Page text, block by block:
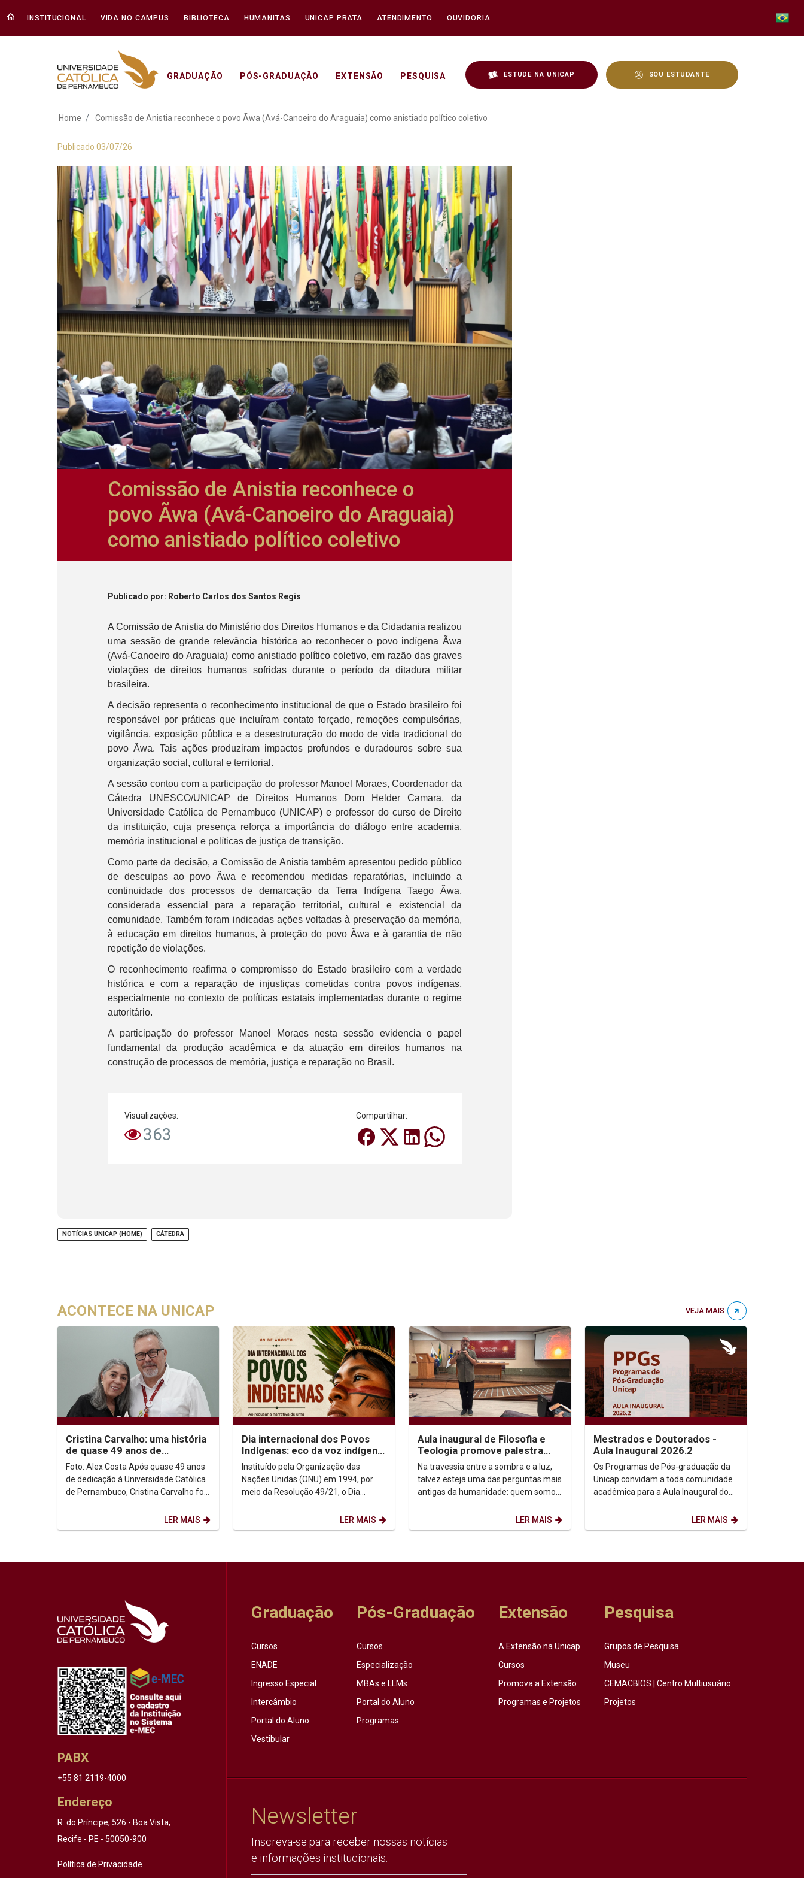
INSTITUCIONAL VIDA NO CAMPUS BIBLIOTECA HUMANITAS UNICAP PRATA ATENDIMENTO OUVIDORIA
GRADUAÇÃO PÓS-GRADUAÇÃO EXTENSÃO PESQUISA ESTUDE NA UNICAP SOU ESTUDANTE
Comissão de Anistia reconhece o povo Ãwa (Avá-Canoeiro do
Home Comissão de Anistia reconhece o povo Ãwa (Avá-Canoeiro do Araguaia) como anistiado político coletivo
Publicado 03/07/26
Comissão de Anistia reconhece o
povo Ãwa (Avá-Canoeiro do Araguaia)
como anistiado político coletivo
Publicado por: Roberto Carlos dos Santos Regis
A Comissão de Anistia do Ministério dos Direitos Humanos e da Cidadania realizou
uma sessão de grande relevância histórica ao reconhecer o povo indígena Ãwa
(Avá-Canoeiro do Araguaia) como anistiado político coletivo, em razão das graves
violações de direitos humanos sofridas durante o período da ditadura militar
brasileira.
A decisão representa o reconhecimento institucional de que o Estado brasileiro foi
responsável por práticas que incluíram contato forçado, remoções compulsórias,
vigilância, exposição pública e a desestruturação do modo de vida tradicional do
povo Ãwa. Tais ações produziram impactos profundos e duradouros sobre sua
organização social, cultural e territorial.
A sessão contou com a participação do professor Manoel Moraes, Coordenador da
Cátedra UNESCO/UNICAP de Direitos Humanos Dom Helder Camara, da
Universidade Católica de Pernambuco (UNICAP) e professor do curso de Direito
da instituição, cuja presença reforça a importância do diálogo entre academia,
memória institucional e políticas de justiça de transição.
Como parte da decisão, a Comissão de Anistia também apresentou pedido público
de desculpas ao povo Ãwa e recomendou medidas reparatórias, incluindo a
continuidade dos processos de demarcação da Terra Indígena Taego Ãwa,
considerada essencial para a reparação territorial, cultural e existencial da
comunidade. Também foram indicadas ações voltadas à preservação da memória,
à educação em direitos humanos, à proteção do povo Ãwa e à garantia de não
repetição de violações.
O reconhecimento reafirma o compromisso do Estado brasileiro com a verdade
histórica e com a reparação de injustiças cometidas contra povos indígenas,
especialmente no contexto de políticas estatais implementadas durante o regime
autoritário.
A participação do professor Manoel Moraes nesta sessão evidencia o papel
fundamental da produção acadêmica e da atuação em direitos humanos na
construção de processos de memória, justiça e reparação no Brasil.
Visualizações:
363
Compartilhar:
NOTÍCIAS UNICAP (HOME) CÁTEDRA
ACONTECE NA UNICAP VEJA MAIS
Cristina Carvalho: uma história
de quase 49 anos de
dedicação à Unicap
Foto: Alex Costa Após quase 49 anos
de dedicação à Universidade Católica
de Pernambuco, Cristina Carvalho foi
LER MAIS
Dia internacional dos Povos
Indígenas: eco da voz indígena
no contexto urbano
Instituído pela Organização das
Nações Unidas (ONU) em 1994, por
meio da Resolução 49/21, o Dia
de agosto) firma-se como...LER MAIS
Aula inaugural de Filosofia e
Teologia promove palestra
sobre autoconhecimento
Na travessia entre a sombra e a luz,
talvez esteja uma das perguntas mais
antigas da humanidade: quem somos,
LER MAIS
Mestrados e Doutorados -
Aula Inaugural 2026.2
Os Programas de Pós-graduação da
Unicap convidam a toda comunidade
acadêmica para a Aula Inaugural do
LER MAIS
PABX
+55 81 2119-4000
Endereço
R. do Príncipe, 526 - Boa Vista,
Recife - PE - 50050-900
Política de Privacidade
Graduação
Cursos
ENADE
Ingresso Especial
Intercâmbio
Portal do Aluno
Vestibular
Pós-Graduação
Cursos
Especialização
MBAs e LLMs
Portal do Aluno
Programas
Extensão
A Extensão na Unicap
Cursos
Promova a Extensão
Programas e Projetos
Pesquisa
Grupos de Pesquisa
Museu
CEMACBIOS | Centro Multiusuário
Projetos
Newsletter
Inscreva-se para receber nossas notícias
e informações institucionais.